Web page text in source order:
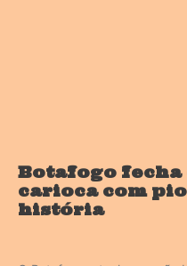
Botafogo fecha
carioca com
história